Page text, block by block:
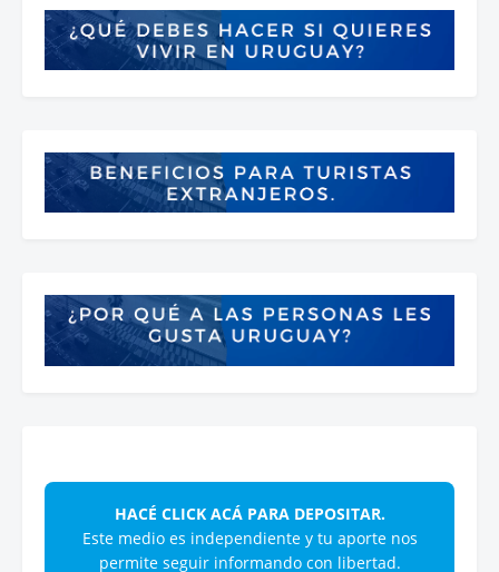
HACÉ CLICK ACÁ PARA DEPOSITAR.
Este medio es independiente y tu aporte nos
permite seguir informando con libertad.